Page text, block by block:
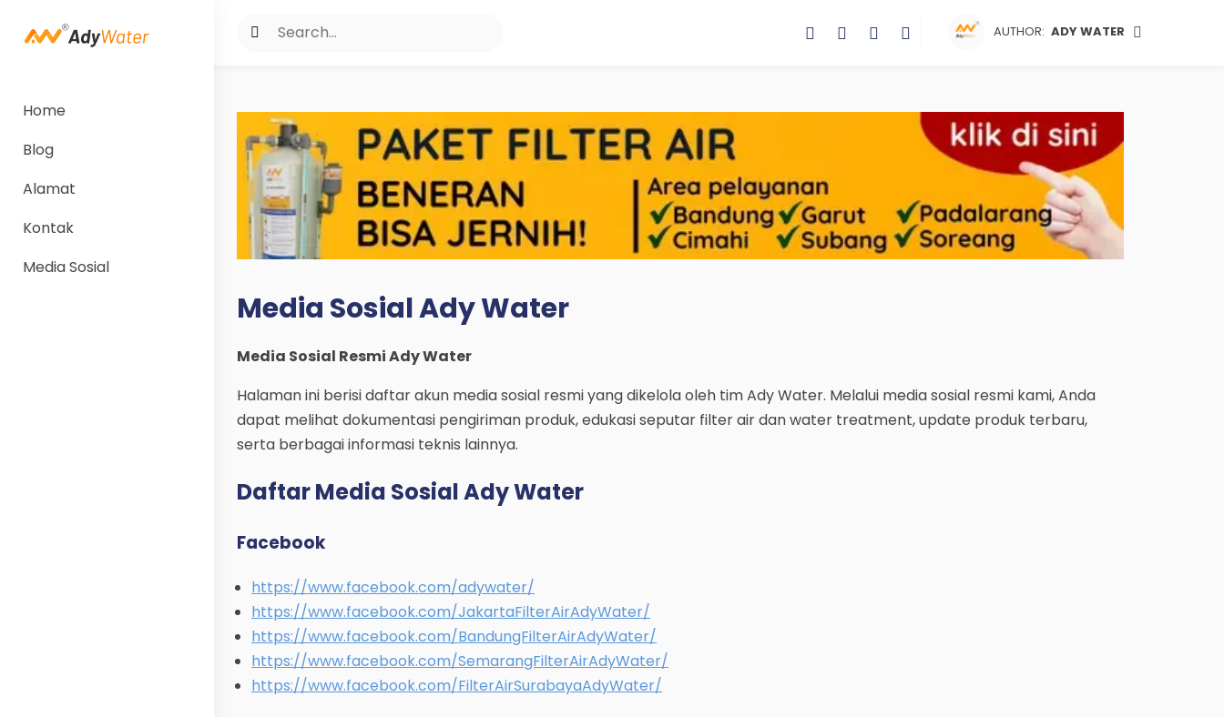
AUTHOR: ADY WATER
Home
Blog
Alamat
Kontak
Media Sosial
Media Sosial Ady Water
Media Sosial Resmi Ady Water
Halaman ini berisi daftar akun media sosial resmi yang dikelola oleh tim Ady Water. Melalui media sosial resmi kami, Anda
dapat melihat dokumentasi pengiriman produk, edukasi seputar filter air dan water treatment, update produk terbaru,
serta berbagai informasi teknis lainnya.
Daftar Media Sosial Ady Water
Facebook
https://www.facebook.com/adywater/
https://www.facebook.com/JakartaFilterAirAdyWater/
https://www.facebook.com/BandungFilterAirAdyWater/
https://www.facebook.com/SemarangFilterAirAdyWater/
https://www.facebook.com/FilterAirSurabayaAdyWater/